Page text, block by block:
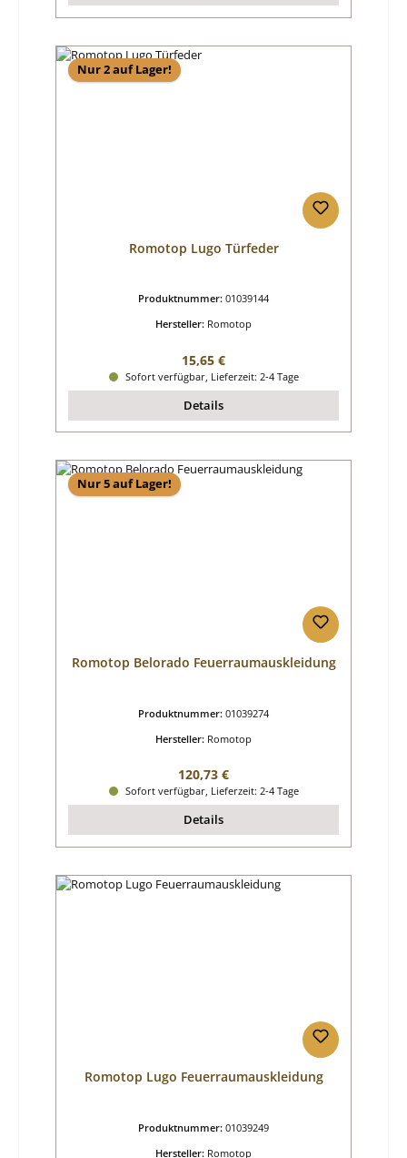
Nur 2 auf Lager!
Romotop Lugo Türfeder
Produktnummer: 01039144
Hersteller: Romotop
Regulärer Preis:
15,65 €
Sofort verfügbar, Lieferzeit: 2-4 Tage
Details
Nur 5 auf Lager!
Romotop Belorado Feuerraumauskleidung
Produktnummer: 01039274
Hersteller: Romotop
Regulärer Preis:
120,73 €
Sofort verfügbar, Lieferzeit: 2-4 Tage
Details
Romotop Lugo Feuerraumauskleidung
Produktnummer: 01039249
Hersteller: Romotop